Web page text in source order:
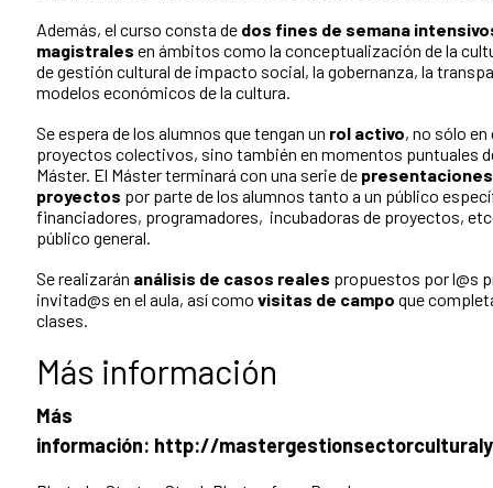
Además, el curso consta de dos fines de semana
magistrales en ámbitos como la conceptualización de la
de gestión cultural de impacto social, la gobernanza, la
modelos económicos de la cultura.
Se espera de los alumnos que tengan un rol activo, no sólo en
proyectos colectivos, sino también en momentos puntuales
Máster. El Máster terminará con una serie de
proyectos por parte de los alumnos tanto a un público
financiadores, programadores, incubadoras de proyectos,
público general.
Se realizarán análisis de casos reales propuestos por l@s
invitad@s en el aula, así como visitas de campo que
clases.
Más información
Más
información: http://